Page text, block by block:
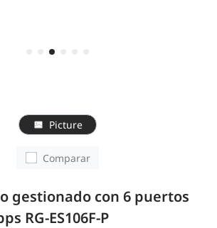
Picture
Comparar
gestionado con 6 puertos
RG-ES106F-P